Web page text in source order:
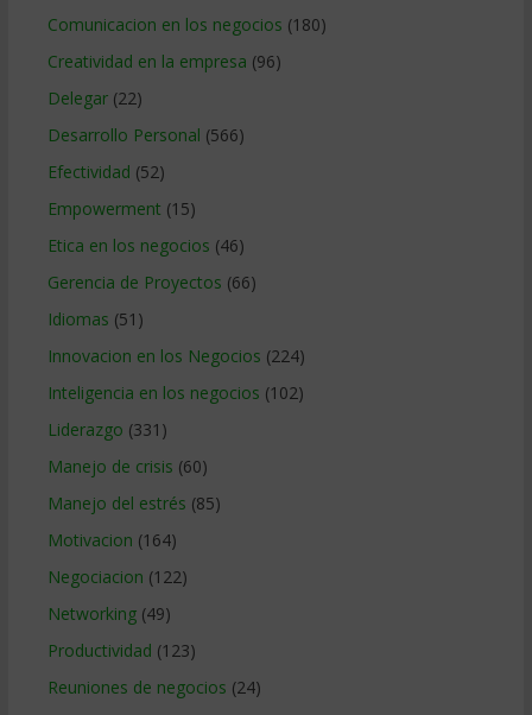
Comunicacion en los negocios (180)
Creatividad en la empresa (96)
Delegar(22)
Desarrollo Personal (566)
Efectividad (52)
Empowerment (15)
Etica en los negocios (46)
Gerencia de Proyectos (66)
Idiomas (51)
Innovacion en los Negocios (224)
Inteligencia en los negocios (102)
Liderazgo (331)
Manejo de crisis (60)
Manejo del estrés (85)
Motivacion (164)
Negociacion (122)
Networking(49)
Productividad (123)
Reuniones de negocios (24)